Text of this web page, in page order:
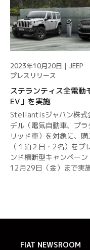
2023年10月20日 | JEEP
プレスリリース
ステランティス全電動
EV」を実施
Stellantisジャパン株式
デル（電気自動車、プ
リッド車）を対象に、
（１泊２日・2名）を
ンド横断型キャンペー
12月29日（金）まで実
FIAT NEWSROOM